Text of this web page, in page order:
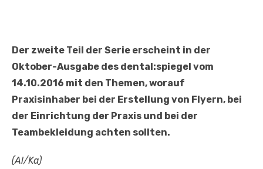
Der zweite Teil der Serie erscheint in der
Oktober-Ausgabe des dental:spiegel vom
14.10.2016 mit den Themen, worauf
Praxisinhaber bei der Erstellung von Flyern, bei
der Einrichtung der Praxis und bei der
Teambekleidung achten sollten.
(Al/Ka)